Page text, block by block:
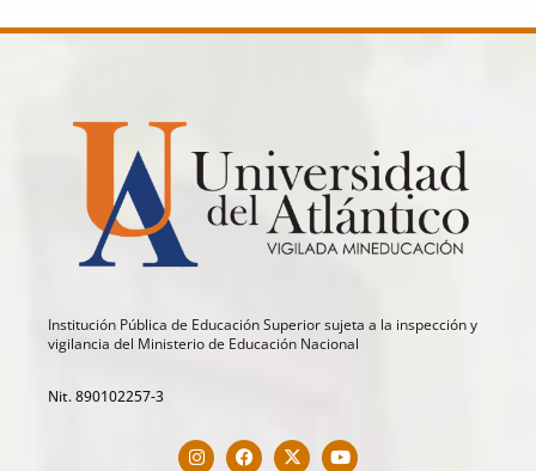
Institución Pública de Educación Superior sujeta a la inspección y
vigilancia del Ministerio de Educación Nacional
Nit. 890102257-3